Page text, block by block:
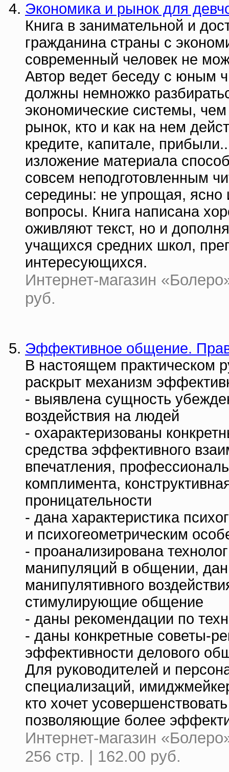
Экономика и рынок для
Книга в занимательной и
гражданина страны с
современный человек не
Автор ведет беседу с юным
должны немножко
экономические системы,
рынок, кто и как на нем
кредите, капитале,
изложение материала
совсем неподготовленным
середины: не упрощая, ясно
вопросы. Книга написана
оживляют текст, но и
учащихся средних школ,
интересующихся.
Интернет-магазин
руб.
Эффективное общение.
В настоящем практическом
раскрыт механизм
- выявлена сущность
воздействия на людей
- охарактеризованы
средства эффективного
впечатления,
комплимента,
проницательности
- дана характеристика
и психогеометрическим
- проанализирована
манипуляций в общении,
манипулятивного
стимулирующие общение
- даны рекомендации по
- даны конкретные советы-
эффективности делового
Для руководителей и
специализаций,
кто хочет
позволяющие более
Интернет-магазин
256 стр. | 162.00 руб.